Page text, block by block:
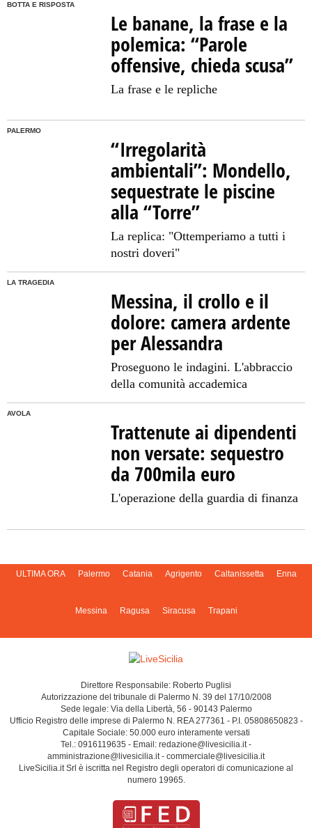
BOTTA E RISPOSTA
Le banane, la frase e la
polemica: “Parole
offensive, chieda scusa”
La frase e le repliche
PALERMO
“Irregolarità
ambientali”: Mondello,
sequestrate le piscine
alla “Torre”
La replica: "Ottemperiamo a tutti i
nostri doveri"
LA TRAGEDIA
Messina, il crollo e il
dolore: camera ardente
per Alessandra
Proseguono le indagini. L'abbraccio
della comunità accademica
AVOLA
Trattenute ai dipendenti
non versate: sequestro
da 700mila euro
L'operazione della guardia di finanza
ULTIMA ORA Palermo Catania Agrigento Caltanissetta Enna
Messina Ragusa Siracusa Trapani
Direttore Responsabile: Roberto Puglisi
Autorizzazione del tribunale di Palermo N. 39 del 17/10/2008
Sede legale: Via della Libertà, 56 - 90143 Palermo
Ufficio Registro delle imprese di Palermo N. REA 277361 - P.I. 05808650823 -
Capitale Sociale: 50.000 euro interamente versati
Tel.: 0916119635 - Email: redazione@livesicilia.it -
amministrazione@livesicilia.it - commerciale@livesicilia.it
LiveSicilia.it Srl è iscritta nel Registro degli operatori di comunicazione al
numero 19965.